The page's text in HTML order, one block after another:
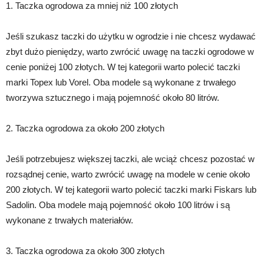
1. Taczka ogrodowa za mniej niż 100 złotych
Jeśli szukasz taczki do użytku w ogrodzie i nie chcesz wydawać
zbyt dużo pieniędzy, warto zwrócić uwagę na taczki ogrodowe w
cenie poniżej 100 złotych. W tej kategorii warto polecić taczki
marki Topex lub Vorel. Oba modele są wykonane z trwałego
tworzywa sztucznego i mają pojemność około 80 litrów.
2. Taczka ogrodowa za około 200 złotych
Jeśli potrzebujesz większej taczki, ale wciąż chcesz pozostać w
rozsądnej cenie, warto zwrócić uwagę na modele w cenie około
200 złotych. W tej kategorii warto polecić taczki marki Fiskars lub
Sadolin. Oba modele mają pojemność około 100 litrów i są
wykonane z trwałych materiałów.
3. Taczka ogrodowa za około 300 złotych